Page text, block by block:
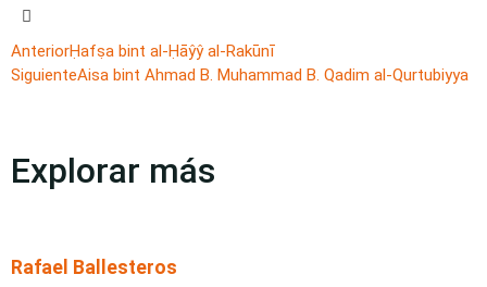
AnteriorḤafṣa bint al-Ḥāŷŷ al-Rakūnī
SiguienteAisa bint Ahmad B. Muhammad B. Qadim al-Qurtubiyya
Explorar más
Rafael Ballesteros